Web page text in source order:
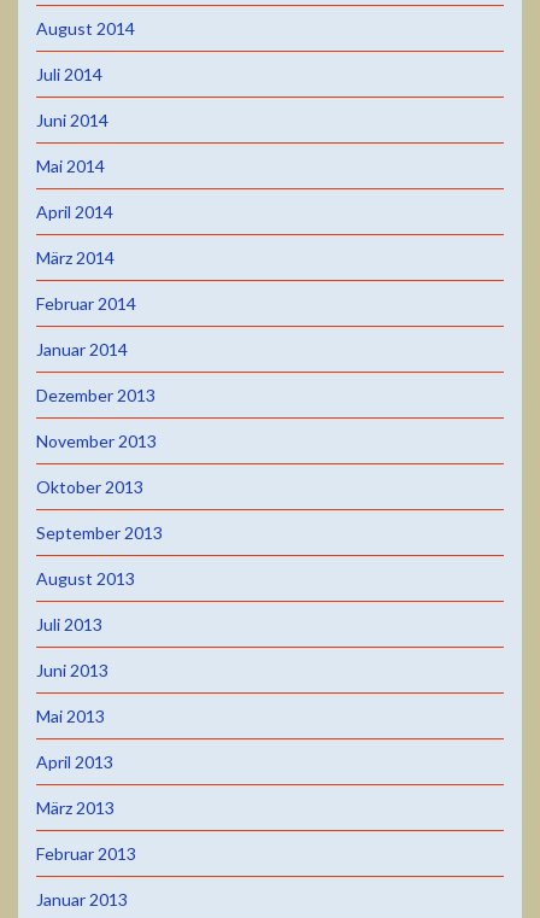
August 2014
Juli 2014
Juni 2014
Mai 2014
April 2014
März 2014
Februar 2014
Januar 2014
Dezember 2013
November 2013
Oktober 2013
September 2013
August 2013
Juli 2013
Juni 2013
Mai 2013
April 2013
März 2013
Februar 2013
Januar 2013